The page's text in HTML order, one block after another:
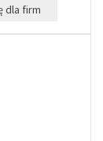
dla firm